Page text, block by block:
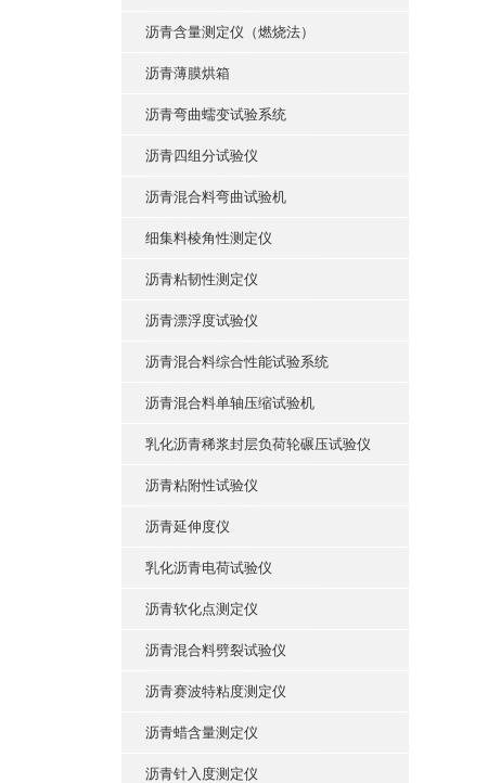
沥青含量测定仪（燃烧法）
沥青薄膜烘箱
沥青弯曲蠕变试验系统
沥青四组分试验仪
沥青混合料弯曲试验机
细集料棱角性测定仪
沥青粘韧性测定仪
沥青漂浮度试验仪
沥青混合料综合性能试验系统
沥青混合料单轴压缩试验机
乳化沥青稀浆封层负荷轮碾压试验仪
沥青粘附性试验仪
沥青延伸度仪
乳化沥青电荷试验仪
沥青软化点测定仪
沥青混合料劈裂试验仪
沥青赛波特粘度测定仪
沥青蜡含量测定仪
沥青针入度测定仪